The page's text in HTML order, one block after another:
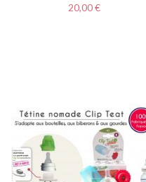
Prix
20,00 €